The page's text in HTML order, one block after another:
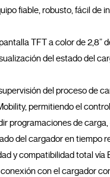
fiable, robusto, fácil de
del estado del
permitiendo el
programaciones de
del cargador en tiempo
con el cargador